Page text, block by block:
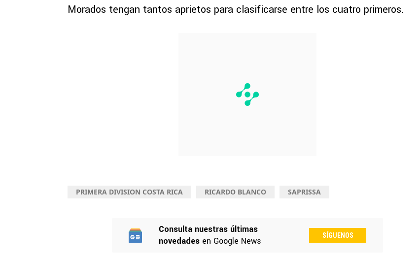
Morados tengan tantos aprietos para clasificarse entre los cuatro primeros.
PRIMERA DIVISION COSTA RICA RICARDO BLANCO SAPRISSA
Consulta nuestras últimas
novedades en Google News
SÍGUENOS